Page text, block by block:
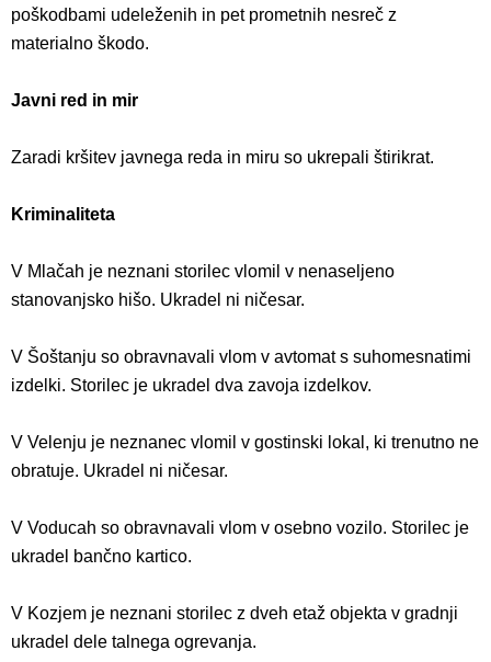
poškodbami udeleženih in pet prometnih nesreč z
materialno škodo.
Javni red in mir
Zaradi kršitev javnega reda in miru so ukrepali štirikrat.
Kriminaliteta
V Mlačah je neznani storilec vlomil v nenaseljeno
stanovanjsko hišo. Ukradel ni ničesar.
V Šoštanju so obravnavali vlom v avtomat s suhomesnatimi
izdelki. Storilec je ukradel dva zavoja izdelkov.
V Velenju je neznanec vlomil v gostinski lokal, ki trenutno ne
obratuje. Ukradel ni ničesar.
V Voducah so obravnavali vlom v osebno vozilo. Storilec je
ukradel bančno kartico.
V Kozjem je neznani storilec z dveh etaž objekta v gradnji
ukradel dele talnega ogrevanja.